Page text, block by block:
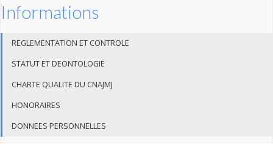
Informations
REGLEMENTATION ET CONTROLE
STATUT ET DEONTOLOGIE
CHARTE QUALITE DU CNAJMJ
HONORAIRES
DONNEES PERSONNELLES